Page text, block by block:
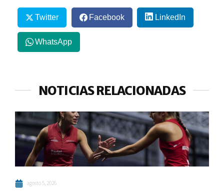
Twitter Facebook LinkedIn
WhatsApp
NOTICIAS RELACIONADAS
agosto 5, 2026